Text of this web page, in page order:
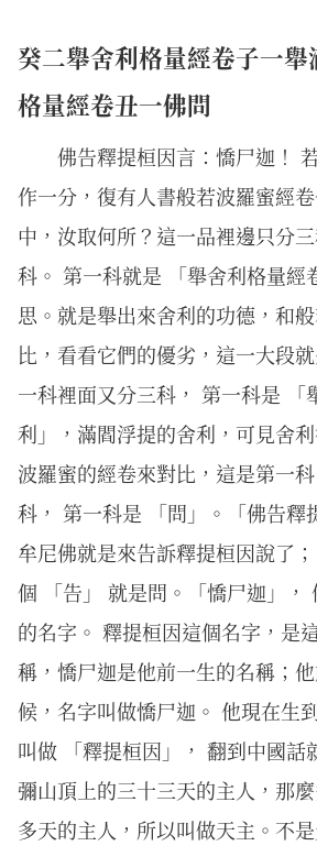
癸二舉舍利格量經卷子一舉
格量經卷丑一佛問
佛告釋提桓因言：憍尸迦！
作一分，復有人書般若波羅蜜經
中，汝取何所？這一品裡邊只分
科。 第一科就是 「舉舍利格量經
思。就是舉出來舍利的功德，和
比，看看它們的優劣，這一大段
一科裡面又分三科， 第一科是 「
利」，滿閻浮提的舍利，可見舍
波羅蜜的經卷來對比，這是第一
科， 第一科是 「問」。「佛告釋
牟尼佛就是來告訴釋提桓因說了
個 「告」 就是問。「憍尸迦」，
的名字。 釋提桓因這個名字，是
稱，憍尸迦是他前一生的名稱；
候，名字叫做憍尸迦。 他現在生
叫做 「釋提桓因」， 翻到中國話
彌山頂上的三十三天的主人，那
多天的主人，所以叫做天主。不